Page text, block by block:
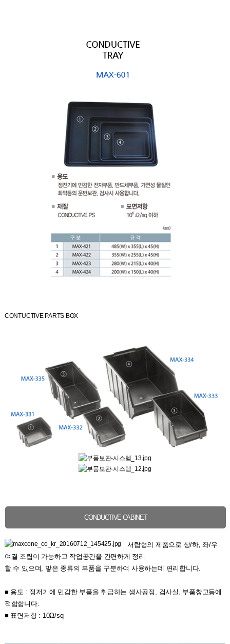
CONTUCTIVE PARTS BOX
CONDUCTIVE CABINET
서랍형의 제품으로 상/하, 좌/우
여결 조립이 가능하고 작업공간을 간편하게 정리
할 수 있으며, 맣은 종류의 부품을 구분하여 사용하는데 편리합니다.
■ 용도 : 정저기에 민감한 부품을 취급하는 생사공정, 검사실, 부품창고등에
적합합니다.
■ 표면저항 : 10Ω/sq